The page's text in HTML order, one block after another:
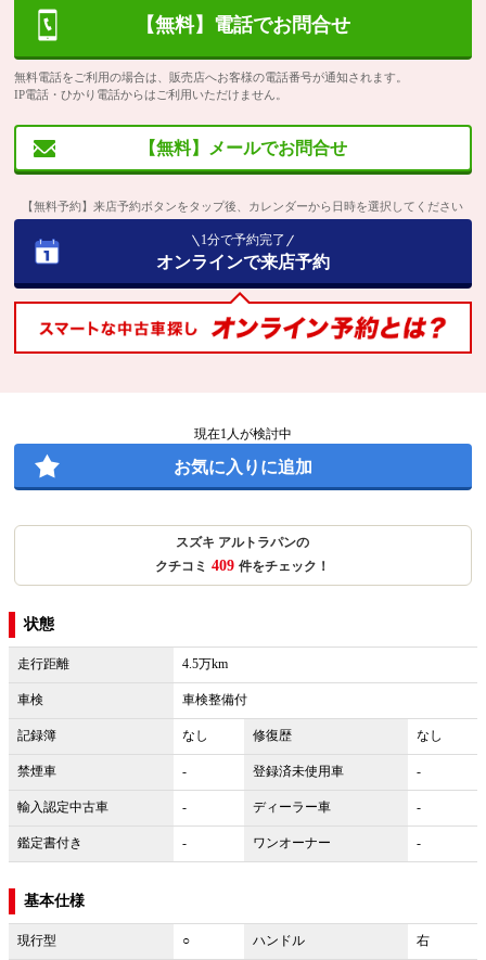
【無料】電話でお問合せ
無料電話をご利用の場合は、販売店へお客様の電話番号が通知されます。
IP電話・ひかり電話からはご利用いただけません。
【無料】メールでお問合せ
【無料予約】来店予約ボタンをタップ後、カレンダーから日時を選択してください
1分で予約完了
オンラインで来店予約
現在1 人が検討中
お気に入りに追加
スズキ アルトラパンの
クチコミ 409 件をチェック！
状態
走行距離 4.5万km
車検 車検整備付
記録簿 なし 修復歴 なし
禁煙車 - 登録済未使用車 -
輸入認定中古車 - ディーラー車 -
鑑定書付き - ワンオーナー -
基本仕様
現行型 ○ ハンドル
右